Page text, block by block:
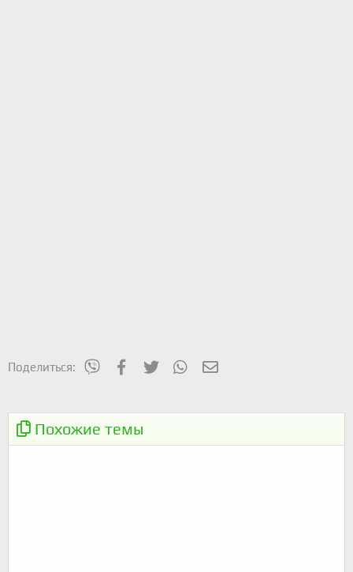
Поделиться: mes_viberFacebook
Twitter WhatsAppЭлектронная почта
Похожие темы